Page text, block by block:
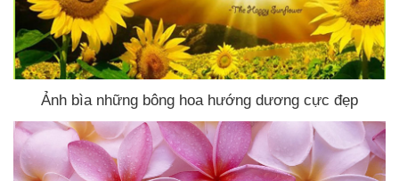
Ảnh bìa những bông hoa hướng dương cực đẹp